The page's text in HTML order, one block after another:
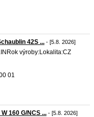
42S ... - [5.8. 2026]
výroby:Lokalita:CZ
01
160 G/NCS ... - [5.8. 2026]